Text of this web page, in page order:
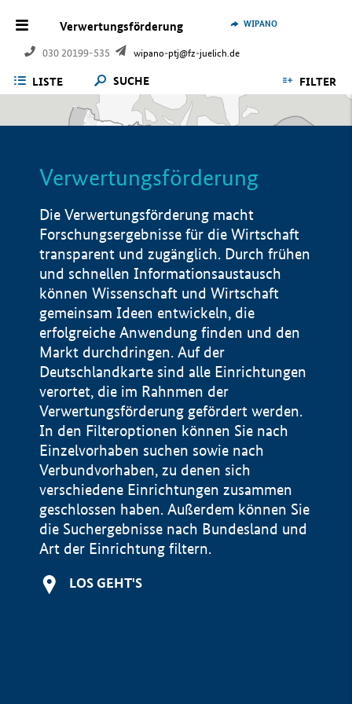
Verwertungsförderung
030 20199-535 wipano-ptj@fz-juelich.de
WIPANO
LISTE SUCHE FILTER
Verwertungsförderung
Die Verwertungsförderung macht
Forschungsergebnisse für die Wirtschaft
transparent und zugänglich. Durch frühen
und schnellen Informationsaustausch
können Wissenschaft und Wirtschaft
gemeinsam Ideen entwickeln, die
erfolgreiche Anwendung finden und den
Markt durchdringen. Auf der
Deutschlandkarte sind alle Einrichtungen
verortet, die im Rahnmen der
Verwertungsförderung gefördert werden.
In den Filteroptionen können Sie nach
Einzelvorhaben suchen sowie nach
Verbundvorhaben, zu denen sich
verschiedene Einrichtungen zusammen
geschlossen haben. Außerdem können Sie
die Suchergebnisse nach Bundesland und
Art der Einrichtung filtern.
LOS GEHT'S